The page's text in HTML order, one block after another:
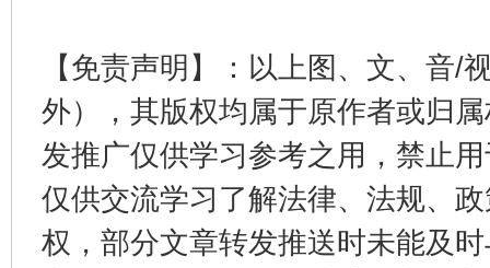
【免责声明】：以上图、文、音/
外），其版权均属于原作者或归
发推广仅供学习参考之用，禁止
仅供交流学习了解法律、法规、
权，部分文章转发推送时未能及
东山县通报“牛蛙产品抗生素超标问题” 法